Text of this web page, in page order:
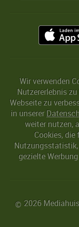
Wir verwenden
Nutzererlebnis
Webseite zu
in unserer
weiter nutzen,
Cookies,
Nutzungsstatistik,
gezielte
© 2026